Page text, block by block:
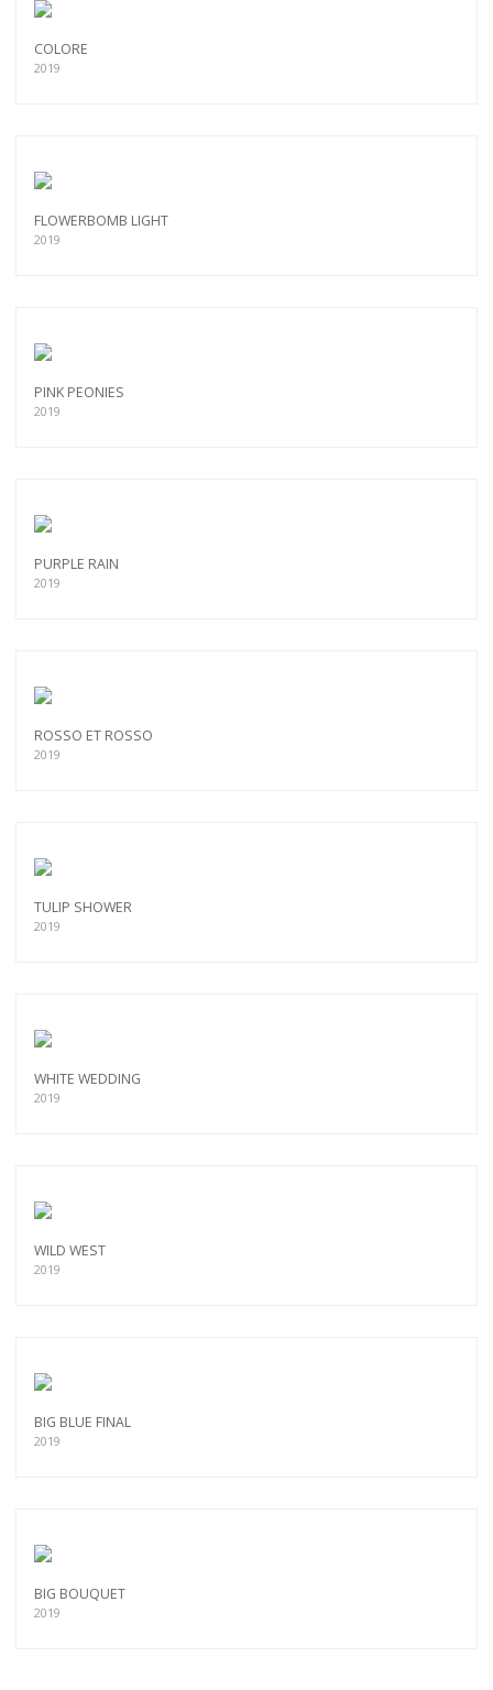
COLORE
2019
FLOWERBOMB LIGHT
2019
PINK PEONIES
2019
PURPLE RAIN
2019
ROSSO ET ROSSO
2019
TULIP SHOWER
2019
WHITE WEDDING
2019
WILD WEST
2019
BIG BLUE FINAL
2019
BIG BOUQUET
2019